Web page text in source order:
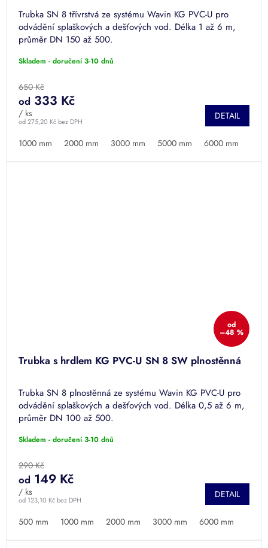
Trubka SN 8 třívrstvá ze systému Wavin KG PVC-U pro
odvádění splaškových a dešťových vod. Délka 1 až 6 m,
průměr DN 150 až 500.
Skladem - doručení 3-10 dnů
650 Kč
od 275,20 Kč bez DPH
od 333 Kč
/ ks DETAIL
1000 mm 2000 mm 3000 mm 5000 mm 6000 mm
od
–48 %
Trubka s hrdlem KG PVC-U SN 8 SW plnostěnná
Trubka SN 8 plnostěnná ze systému Wavin KG PVC-U pro
odvádění splaškových a dešťových vod. Délka 0,5 až 6 m,
průměr DN 100 až 500.
Skladem - doručení 3-10 dnů
290 Kč
od 123,10 Kč bez DPH
od 149 Kč
/ ks DETAIL
500 mm 1000 mm 2000 mm 3000 mm 6000 mm